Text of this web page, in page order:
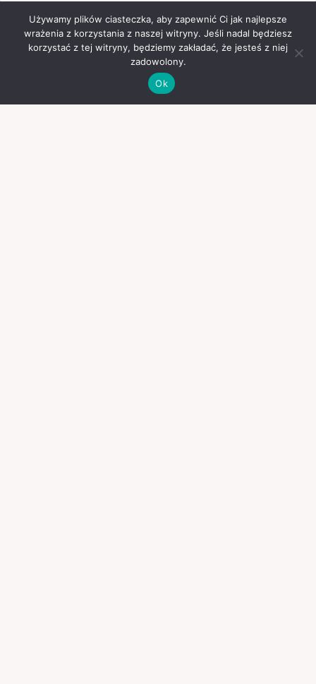
Używamy plików ciasteczka, aby zapewnić Ci jak najlepsze
wrażenia z korzystania z naszej witryny. Jeśli nadal będziesz
korzystać z tej witryny, będziemy zakładać, że jesteś z niej
zadowolony.
Ok